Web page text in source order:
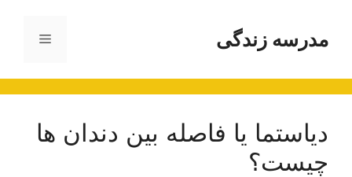
محتوامدرسه زندگی فهرست
دیاستما یا فاصله بین دندان ها
چیست؟